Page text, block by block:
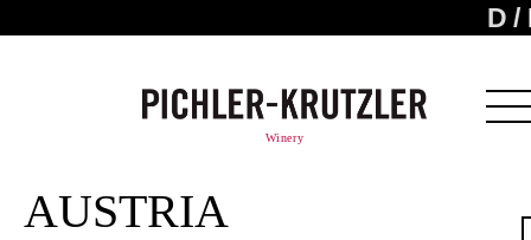
D
Winery
AUSTRIA